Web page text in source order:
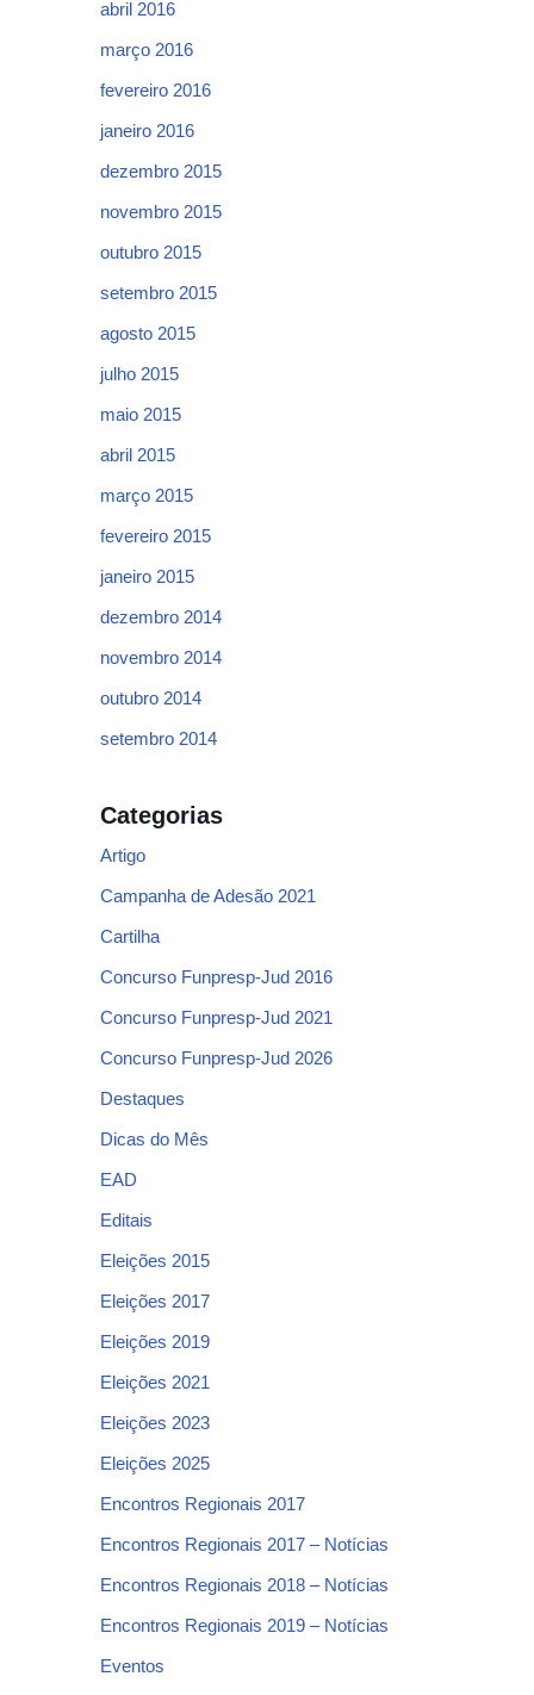
abril 2016
março 2016
fevereiro 2016
janeiro 2016
dezembro 2015
novembro 2015
outubro 2015
setembro 2015
agosto 2015
julho 2015
maio 2015
abril 2015
março 2015
fevereiro 2015
janeiro 2015
dezembro 2014
novembro 2014
outubro 2014
setembro 2014
Categorias
Artigo
Campanha de Adesão 2021
Cartilha
Concurso Funpresp-Jud 2016
Concurso Funpresp-Jud 2021
Concurso Funpresp-Jud 2026
Destaques
Dicas do Mês
EAD
Editais
Eleições 2015
Eleições 2017
Eleições 2019
Eleições 2021
Eleições 2023
Eleições 2025
Encontros Regionais 2017
Encontros Regionais 2017 – Notícias
Encontros Regionais 2018 – Notícias
Encontros Regionais 2019 – Notícias
Eventos